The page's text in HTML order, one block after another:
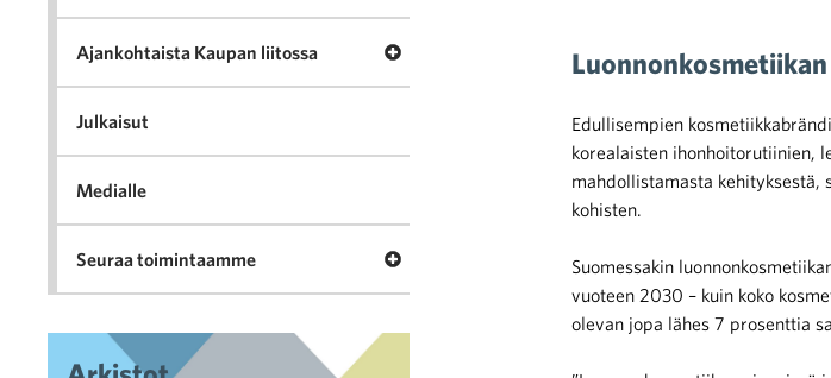
Edullisempien
korealaisten ihonhoitorutiinien,
mahdollistamasta kehityksestä,
kohisten.
Suomessakin
vuoteen 2030 – kuin koko
olevan jopa lähes 7 prosenttia
Ajankohtaista Kaupan liitossa Avaa valikko Ajankohtaista Kaupan liitossa
Julkaisut
Medialle
Seuraa toimintaamme Avaa valikko Seuraa toimintaamme